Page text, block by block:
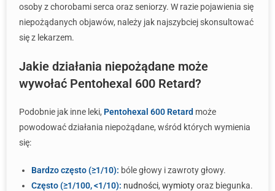
osoby z chorobami serca oraz seniorzy. W razie pojawienia się
niepożądanych objawów, należy jak najszybciej skonsultować
się z lekarzem.
Jakie działania niepożądane może
wywołać Pentohexal 600 Retard?
Podobnie jak inne leki, Pentohexal 600 Retard może
powodować działania niepożądane, wśród których wymienia
się:
Bardzo często (≥1/10): bóle głowy i zawroty głowy.
Często (≥1/100, <1/10): nudności, wymiotyoraz biegunka.